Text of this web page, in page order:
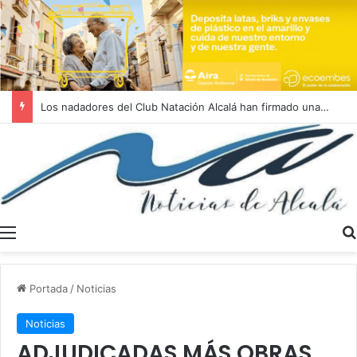
Los nadadores del Club Natación Alcalá han firmado una actuación sobresaliente en el Campeonato de Andalucía Absoluto
Portada / Noticias
Noticias